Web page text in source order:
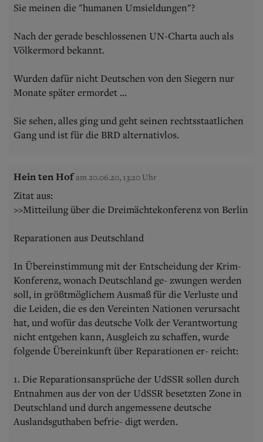
Sie meinen die "humanen Umsieldungen"?
Nach der gerade beschlossenen UN-Charta auch als
Völkermord bekannt.
Wurden dafür nicht Deutschen von den Siegern nur
Monate später ermordet ...
Sie sehen, alles ging und geht seinen rechtsstaatlichen
Gang und ist für die BRD alternativlos.
Hein ten Hof am 20.06.20, 13:20 Uhr
Zitat aus:
>>Mitteilung über die Dreimächtekonferenz von Berlin
Reparationen aus Deutschland
In Übereinstimmung mit der Entscheidung der Krim-
Konferenz, wonach Deutschland ge- zwungen werden
soll, in größtmöglichem Ausmaß für die Verluste und
die Leiden, die es den Vereinten Nationen verursacht
hat, und wofür das deutsche Volk der Verantwortung
nicht entgehen kann, Ausgleich zu schaffen, wurde
folgende Übereinkunft über Reparationen er- reicht:
1. Die Reparationsansprüche der UdSSR sollen durch
Entnahmen aus der von der UdSSR besetzten Zone in
Deutschland und durch angemessene deutsche
Auslandsguthaben befrie- digt werden.